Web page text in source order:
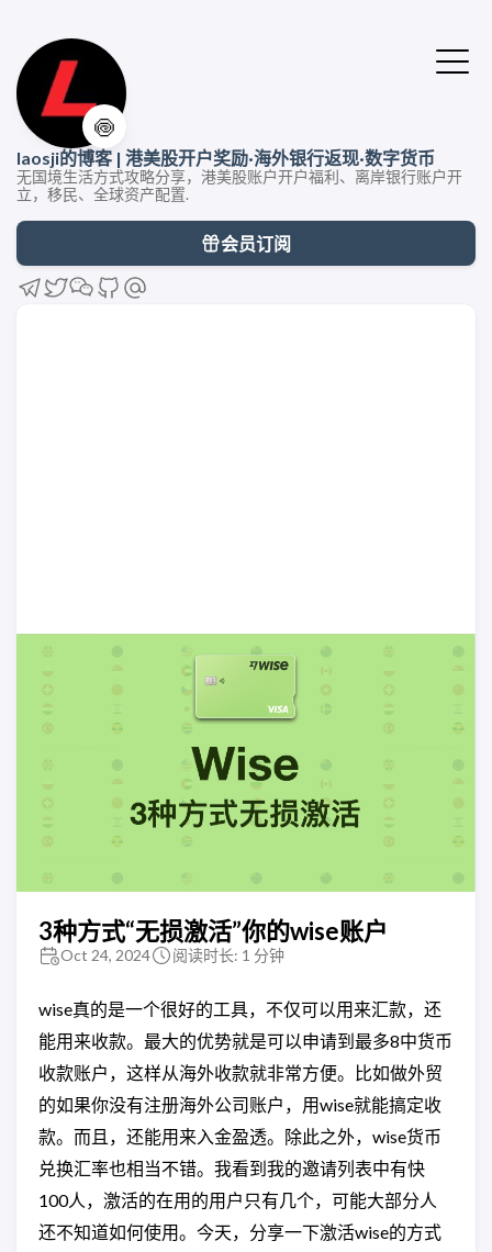
🍥
laosji的博客 | 港美股开户奖励·海外银行返现·数字货币
无国境生活方式攻略分享，港美股账户开户福利、离岸银行账户开
立，移民、全球资产配置.
会员订阅
3种方式“无损激活”你的wise账户
Oct 24, 2024 阅读时长: 1 分钟
wise真的是一个很好的工具，不仅可以用来汇款，还
能用来收款。最大的优势就是可以申请到最多8中货币
收款账户，这样从海外收款就非常方便。比如做外贸
的如果你没有注册海外公司账户，用wise就能搞定收
款。而且，还能用来入金盈透。除此之外，wise货币
兑换汇率也相当不错。我看到我的邀请列表中有快
100人，激活的在用的用户只有几个，可能大部分人
还不知道如何使用。今天，分享一下激活wise的方式